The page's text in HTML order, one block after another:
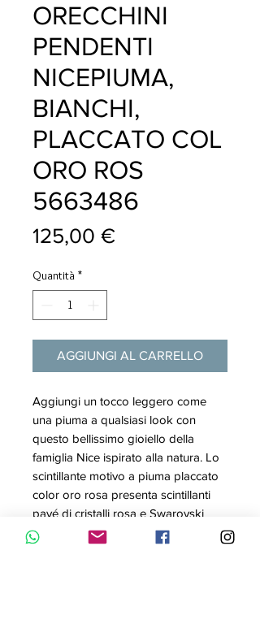
ORECCHINI
PENDENTI
NICEPIUMA,
BIANCHI,
PLACCATO COL
ORO ROS
5663486
125,00 €Prezzo
Quantità *
AGGIUNGI AL CARRELLO
Aggiungi un tocco leggero come
una piuma a qualsiasi look con
questo bellissimo gioiello della
famiglia Nice ispirato alla natura. Lo
scintillante motivo a piuma placcato
color oro rosa presenta scintillanti
pavé di cristalli rosa e Swarovski
Zirconia e pende delicatamente da